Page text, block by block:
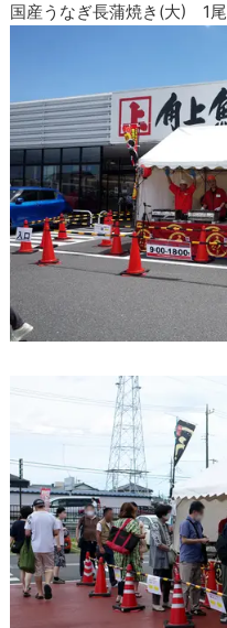
国産うなぎ長蒲焼き(大) 1